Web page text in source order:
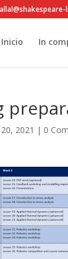
Inicio In
2021 | 0